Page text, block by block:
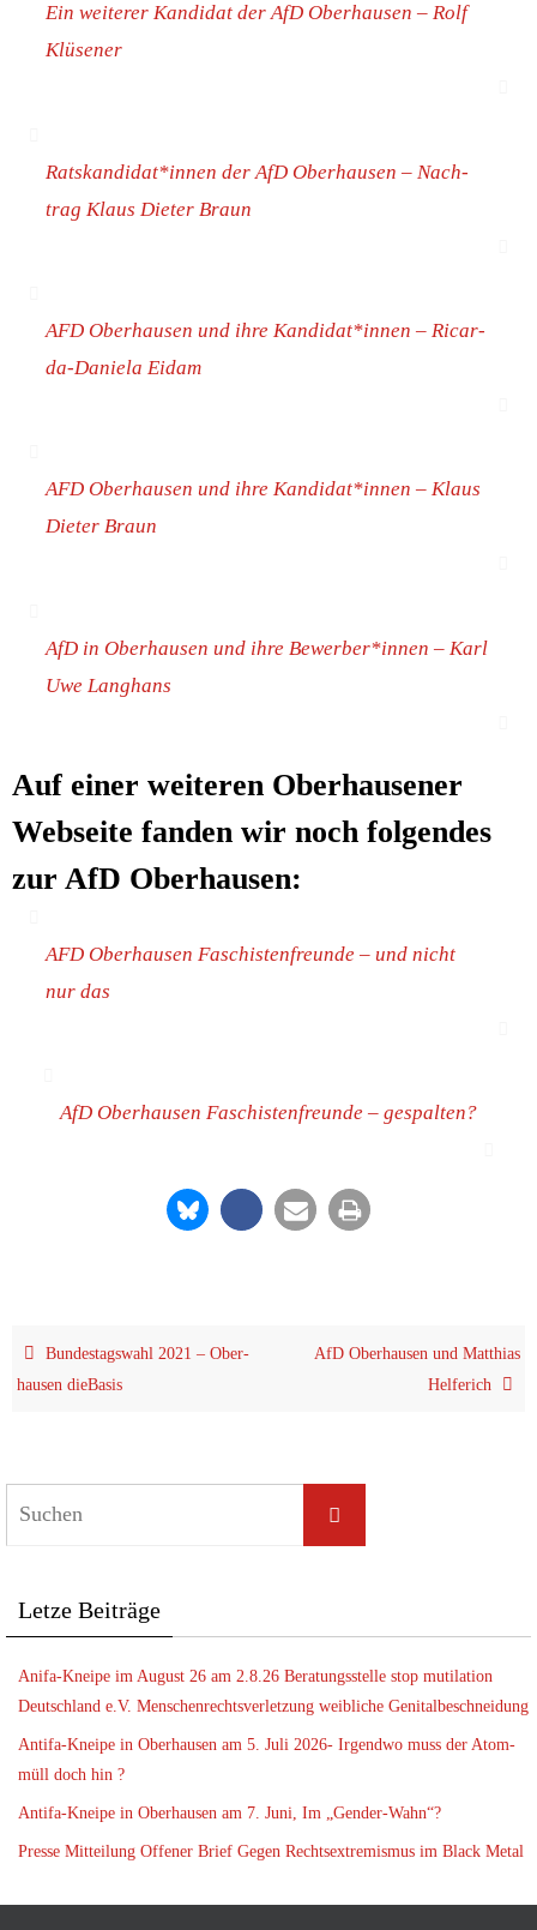
Ein wei­te­rer Kan­di­dat der AfD Ober­hau­sen – Rolf
Klüsener
Ratskandidat*innen der AfD Ober­hau­sen – Nach­
trag Klaus Die­ter Braun
AFD Ober­hau­sen und ihre Kandidat*innen – Ricar­
da-Danie­la Eidam
AFD Ober­hau­sen und ihre Kandidat*innen – Klaus
Die­ter Braun
AfD in Ober­hau­sen und ihre Bewerber*innen – Karl
Uwe Langhans
Auf einer wei­te­ren Ober­hau­se­ner
Web­sei­te fan­den wir noch fol­gen­des
zur AfD Oberhausen:
AFD Ober­hau­sen Faschis­ten­freun­de – und nicht
nur das
AfD Ober­hau­sen Faschis­ten­freun­de – gespalten?
Bun­des­tags­wahl 2021 – Ober­
hau­sen dieBasis
AfD Ober­hau­sen und Mat­thi­as
Helferich
Let­ze Beiträge
Ani­fa-Knei­pe im August 26 am 2.8.26 Bera­tungs­stel­le stop muti­la­ti­on
Deutsch­land e.V. Men­schen­rechts­ver­let­zung weib­li­che Genitalbeschneidung
Anti­fa-Knei­pe in Ober­hau­sen am 5. Juli 2026- Irgend­wo muss der Atom­
müll doch hin ?
Anti­fa-Knei­pe in Ober­hau­sen am 7. Juni, Im „Gen­der-Wahn“?
Pres­se Mit­tei­lung Offe­ner Brief Gegen Rechts­extre­mis­mus im Black Metal